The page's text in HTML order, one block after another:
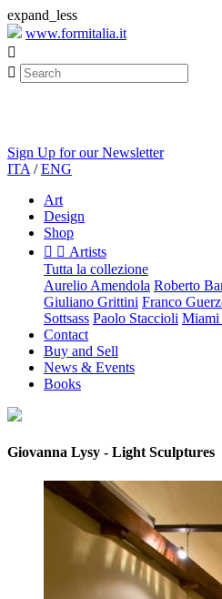
expand_less
www.formitalia.it


Sign Up for our Newsletter
ITA /ENG
Art
Design
Shop
  Artists
Tutta la collezione
Aurelio Amendola Roberto
Giuliano Grittini Franco
Sottsass Paolo Staccioli Miami
Contact
Buy and Sell
News & Events
Books
Giovanna Lysy - Light Sculptures